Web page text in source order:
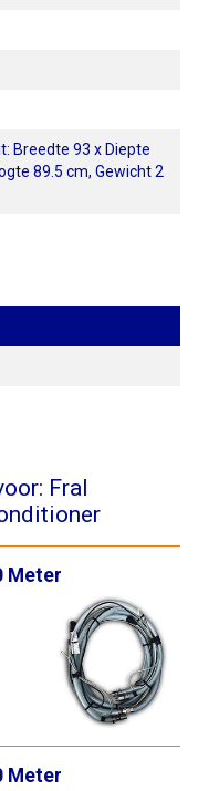
Breedte 93 x Diepte
89.5 cm, Gewicht 2
Fral
Meter
Meter